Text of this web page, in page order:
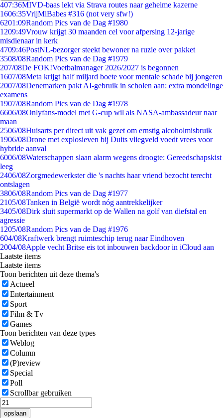
407:36MIVD-baas lekt via Strava routes naar geheime kazerne
1606:35VrijMiBabes #316 (not very sfw!)
6201:09Random Pics van de Dag #1980
1209:49Vrouw krijgt 30 maanden cel voor afpersing 12-jarige
misdienaar in kerk
4709:46PostNL-bezorger steekt bewoner na ruzie over pakket
3508/08Random Pics van de Dag #1979
207/08De FOK!Voetbalmanager 2026/2027 is begonnen
1607/08Meta krijgt half miljard boete voor mentale schade bij jongeren
2007/08Denemarken pakt AI-gebruik in scholen aan: extra mondelinge
examens
1907/08Random Pics van de Dag #1978
6606/08Onlyfans-model met G-cup wil als NASA-ambassadeur naar
maan
2506/08Huisarts per direct uit vak gezet om ernstig alcoholmisbruik
1906/08Drone met explosieven bij Duits vliegveld voedt vrees voor
hybride aanval
6006/08Waterschappen slaan alarm wegens droogte: Gereedschapskist
leeg
2406/08Zorgmedewerkster die 's nachts haar vriend bezocht terecht
ontslagen
3806/08Random Pics van de Dag #1977
2105/08Tanken in België wordt nóg aantrekkelijker
3405/08Dirk sluit supermarkt op de Wallen na golf van diefstal en
agressie
1205/08Random Pics van de Dag #1976
604/08Kraftwerk brengt ruimteschip terug naar Eindhoven
2004/08Apple vecht Britse eis tot inbouwen backdoor in iCloud aan
Laatste items
Laatste items
Toon berichten uit deze thema's
Actueel
Entertainment
Sport
Film & Tv
Games
Toon berichten van deze types
Weblog
Column
(P)review
Special
Poll
Scrollbar gebruiken
opslaan